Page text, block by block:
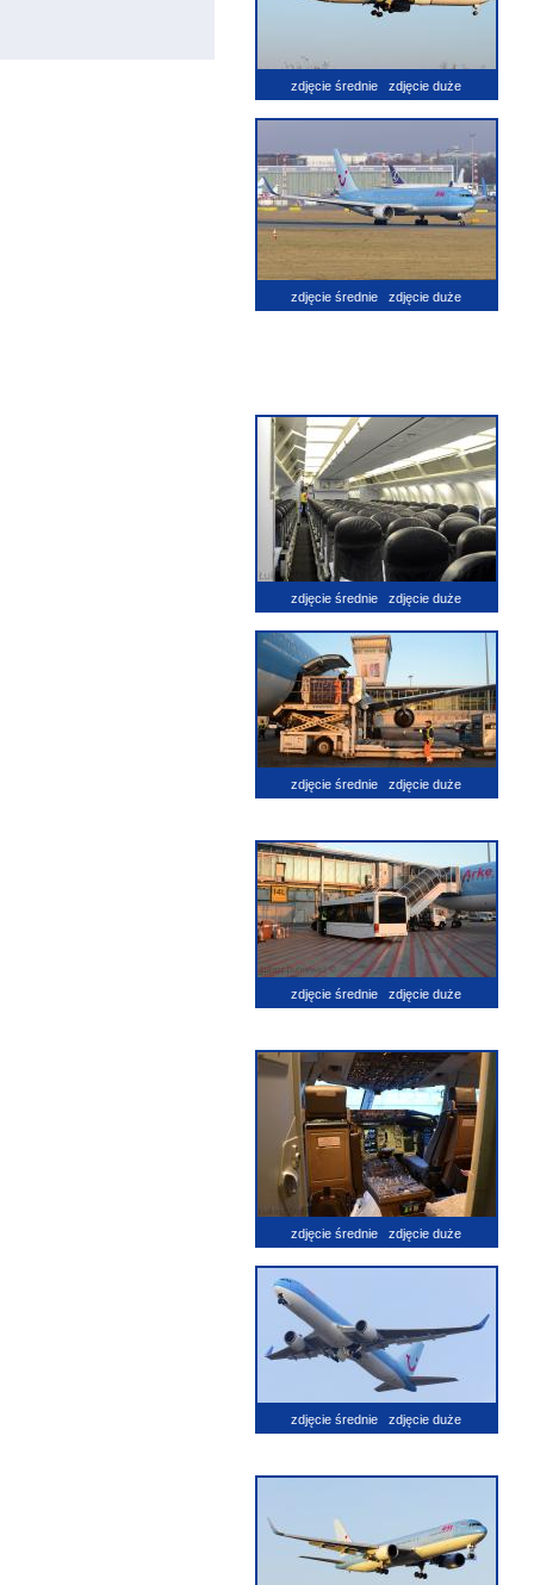
zdjęcie średnie zdjęcie duże
zdjęcie średnie zdjęcie duże
zdjęcie średnie zdjęcie duże
zdjęcie średnie zdjęcie duże
zdjęcie średnie zdjęcie duże
zdjęcie średnie zdjęcie duże
zdjęcie średnie zdjęcie duże